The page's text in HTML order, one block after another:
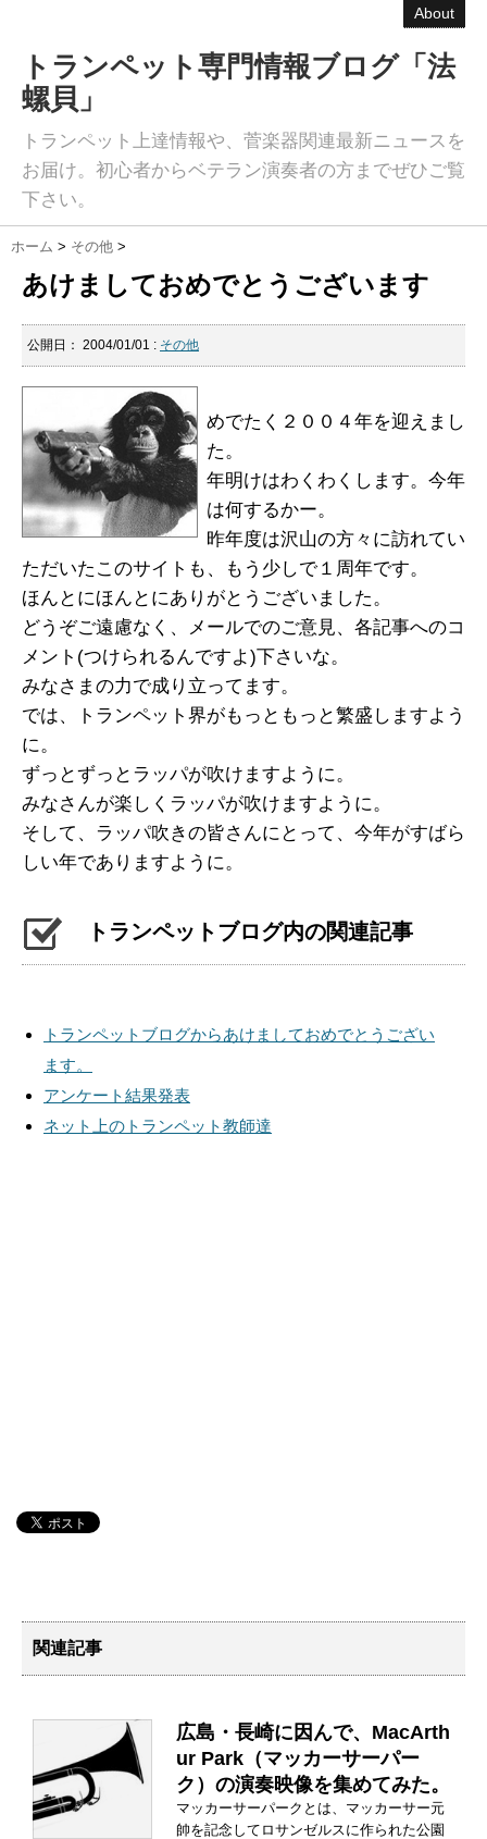
About
トランペット専門情報ブログ「法
螺貝」
トランペット上達情報や、菅楽器関連最新ニュースを
お届け。初心者からベテラン演奏者の方までぜひご覧
下さい。
ホーム > その他 >
あけましておめでとうございます
公開日： 2004/01/01 : その他
めでたく２００４年を迎えまし
た。
年明けはわくわくします。今年
は何するかー。
昨年度は沢山の方々に訪れてい
ただいたこのサイトも、もう少しで１周年です。
ほんとにほんとにありがとうございました。
どうぞご遠慮なく、メールでのご意見、各記事へのコ
メント(つけられるんですよ)下さいな。
みなさまの力で成り立ってます。
では、トランペット界がもっともっと繁盛しますよう
に。
ずっとずっとラッパが吹けますように。
みなさんが楽しくラッパが吹けますように。
そして、ラッパ吹きの皆さんにとって、今年がすばら
しい年でありますように。
トランペットブログ内の関連記事
トランペットブログからあけましておめでとうござい
ます。
アンケート結果発表
ネット上のトランペット教師達
関連記事
広島・長崎に因んで、MacArth
ur Park（マッカーサーパー
ク）の演奏映像を集めてみた。
マッカーサーパークとは、マッカーサー元
帥を記念してロサンゼルスに作られた公園